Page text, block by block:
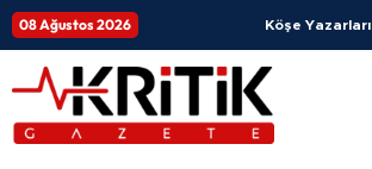
08 Ağustos 2026 Köşe Yazarları